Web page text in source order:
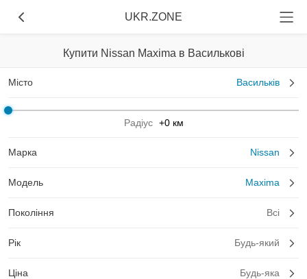
UKR.ZONE
Купити Nissan Maxima в Василькові
Місто Васильків
Радіус +0 км
Марка Nissan
Модель Maxima
Покоління Всі
Рік Будь-який
Ціна Будь-яка